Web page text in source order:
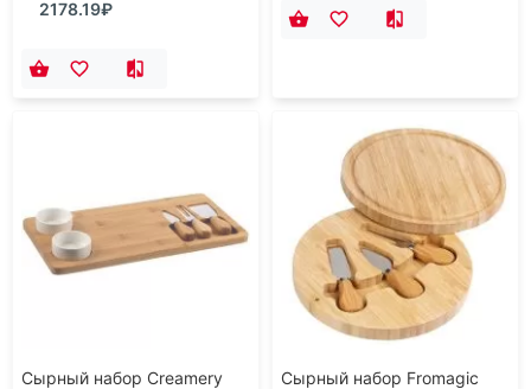
2178.19₽
Сырный набор Creamery Сырный набор Fromagic